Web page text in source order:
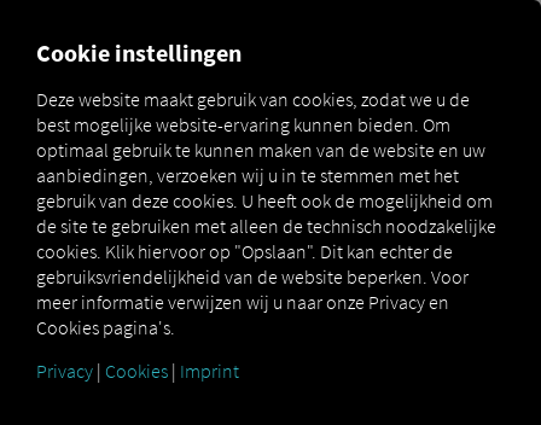
Marketplace Connectors Webfleet Connect
WEBFLEET VERBINDEN
Cookie instellingen
Deze website maakt gebruik van cookies, zodat we u de
best mogelijke website-ervaring kunnen bieden. Om
optimaal gebruik te kunnen maken van de website en uw
aanbiedingen, verzoeken wij u in te stemmen met het
gebruik van deze cookies. U heeft ook de mogelijkheid om
de site te gebruiken met alleen de technisch noodzakelijke
cookies. Klik hiervoor op "Opslaan". Dit kan echter de
gebruiksvriendelijkheid van de website beperken. Voor
meer informatie verwijzen wij u naar onze Privacy en
Cookies pagina's.
Privacy | Cookies | Imprint